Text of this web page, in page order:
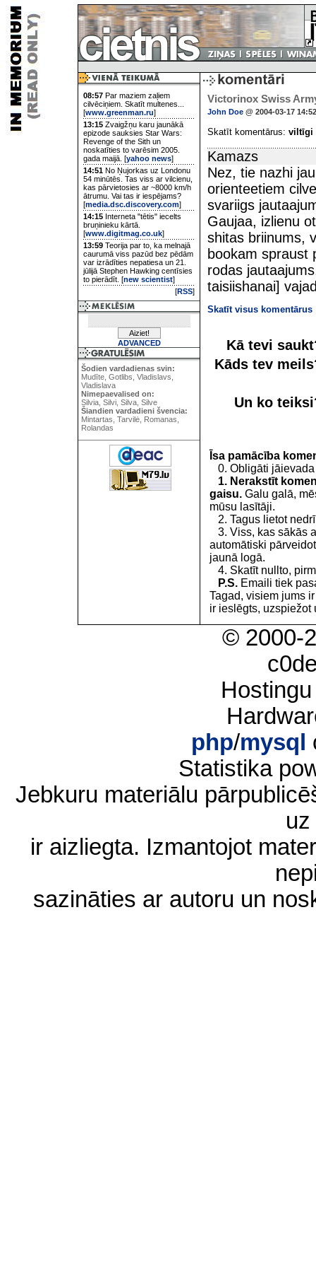
08:57 Par maziem zaļiem
cilvēciņiem. Skatīt multenes...
[www.greenman.ru]
13:15 Zvaigžņu karu jaunākā
epizode sauksies Star Wars:
Revenge of the Sith un
noskatīties to varēsim 2005.
gada maijā. [yahoo news]
14:51 No Ņujorkas uz Londonu
54 minūtēs. Tas viss ar vilcienu,
kas pārvietosies ar ~8000 km/h
ātrumu. Vai tas ir iespējams?
[media.dsc.discovery.com]
14:15 Interneta "tētis" iecelts
bruņinieku kārtā.
[www.digitmag.co.uk]
13:59 Teorija par to, ka melnajā
caurumā viss pazūd bez pēdām
var izrādīties nepatiesa un 21.
jūlijā Stephen Hawking centīsies
to pierādīt. [new scientist]
[RSS]
ADVANCED
Šodien vardadienas svin:
Mudīte, Gotlibs, Vladislavs,
Vladislava
Nimepaevalised on:
Silvia, Silvi, Silva, Silve
Šiandien vardadieni švencia:
Mintartas, Tarvilė, Romanas,
Rolandas
Victorinox Swiss
John Doe @ 2004-03-17 14:52
Skatīt komentārus: viltīgi
Kamazs
Nez, tie nazhi
orienteetiem
svariigs
Gaujaa, izlienu
shitas briinums,
bookam spraust
rodas
taisiishanai]
Skatīt visus komentārus
Kā tevi
Kāds tev
Un ko
Īsa pamācība
0. Obligāti jāievada
1. Nerakstīt
gaisu. Galu galā,
mūsu lasītāji.
2. Tagus lietot
3. Viss, kas sākās
automātiski
jaunā logā.
4. Skatīt nullto,
P.S. Emaili tiek
Tagad, visiem jums
ir ieslēgts, uzspiežot
© 2000-
php/mysql
Statistika
Jebkuru materiālu
ir aizliegta. Izmantojot
sazināties ar autoru un